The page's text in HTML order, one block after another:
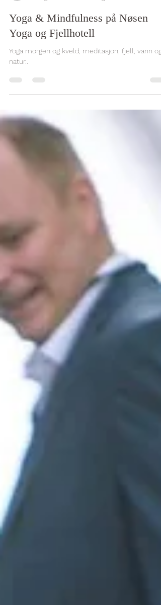
17. aug. 2017
3 min lesing
Yoga & Mindfulness på Nøsen
Yoga og Fjellhotell
natur..